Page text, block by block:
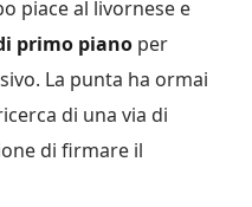
piace al livornese e
primo piano per
La punta ha ormai
di una via di
di firmare il